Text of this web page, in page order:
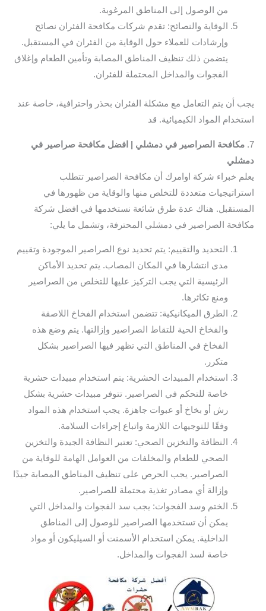
من الوصول إلى المناطق المرغوبة.
الوقاية والنصائح: تقدم شركات مكافحة الفئران نصائح
وإرشادات للعملاء حول الوقاية من الفئران في المستقبل.
يتضمن ذلك تنظيف المناطق المصابة وتأمين الطعام وإغلاق
الفجوات والمداخل المحتملة للفئران.
يجب أن يتم التعامل مع مشكلة الفئران بحذر واحترافية، خاصة عند
استخدام المواد الكيميائية. قد
7. مكافحة الصراصير في دمشلي | افضل مكافحة صراصير في
دمشلي
يعلم خبراء شركة اوامرك أن مكافحة الصراصير تتطلب
استراتيجيات متعددة للتخلص منها والوقاية من ظهورها في
المستقبل. هناك عدة طرق شائعة نستخدمها في افضل شركة
مكافحة الصراصير في دمشلي المحترفة، وتشمل ما يلي:
التحديد والتقييم: يتم تحديد نوع الصراصير الموجودة وتقييم
مدى انتشارها في المكان المصاب. يتم تحديد الأماكن
الرئيسية التي يجب التركيز عليها للتخلص من الصراصير
ومنع تكاثرها.
الطرق الميكانيكية: تتضمن استخدام الفخاخ اللاصقة
والفخاخ الحية للتقاط الصراصير وإزالتها. يتم وضع هذه
الفخاخ في المناطق التي تظهر فيها الصراصير بشكل
متكرر.
استخدام المبيدات الحشرية: يتم استخدام مبيدات حشرية
خاصة للتحكم في الصراصير. تتوفر مبيدات حشرية بشكل
رش أو بخاخ أو عبوات جاهزة. يجب استخدام هذه المواد
وفقًا للتوجيهات اللازمة واتباع إجراءات السلامة.
النظافة والتخزين الصحي: تعتبر النظافة الجيدة والتخزين
الصحي للطعام والمخلفات من العوامل الهامة للوقاية من
الصراصير. يجب الحرص على تنظيف المناطق المصابة جيدًا
وإزالة أي مصادر تغذية محتملة للصراصير.
الختم وسد الفجوات: يجب سد الفجوات والمداخل التي
يمكن أن تستخدمها الصراصير للوصول إلى المناطق
الداخلية. يمكن استخدام الأسمنت أو السيليكون أو مواد
خاصة لسد الفجوات والمداخل.